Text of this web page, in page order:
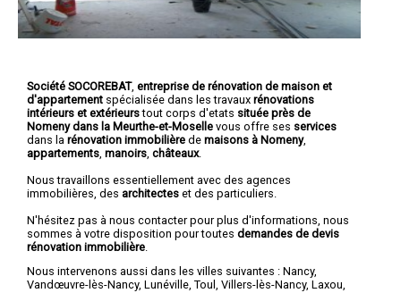
Société SOCOREBAT, entreprise de rénovation de maison et
d'appartement spécialisée dans les travaux rénovations
intérieurs et extérieurstout corps d'etats située près de
Nomeny dans la Meurthe-et-Moselle vous offre ses services
dans la rénovation immobilière de maisons à Nomeny,
appartements manoirs châteaux.
Nous travaillons essentiellement avec des agences
immobilières, des architectes et des particuliers.
N'hésitez pas à nous contacter pour plus d'informations, nous
sommes à votre disposition pour toutes demandes de devis
rénovation immobilière
Nous intervenons aussi dans les villes suivantes : Nancy,
Vandœuvre-lès-Nancy, Lunéville, Toul , Villers-lès-Nancy, Laxou,